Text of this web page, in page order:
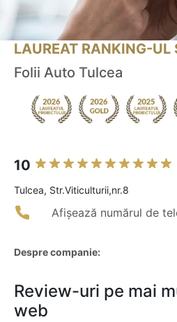
LAUREAT RANKING-UL
Folii Auto Tulcea
10
Tulcea, Str.Viticulturii,nr.8
Afișează numărul de
Despre companie:
Review-uri pe mai
web